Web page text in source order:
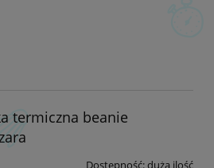
termiczna beanie
Dostępność:duża ilość